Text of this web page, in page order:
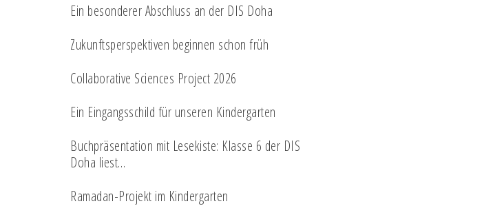
Ein besonderer Abschluss an der DIS Doha
Zukunftsperspektiven beginnen schon früh
Collaborative Sciences Project 2026
Ein Eingangsschild für unseren Kindergarten
Buchpräsentation mit Lesekiste: Klasse 6 der DIS
Doha liest…
Ramadan-Projekt im Kindergarten